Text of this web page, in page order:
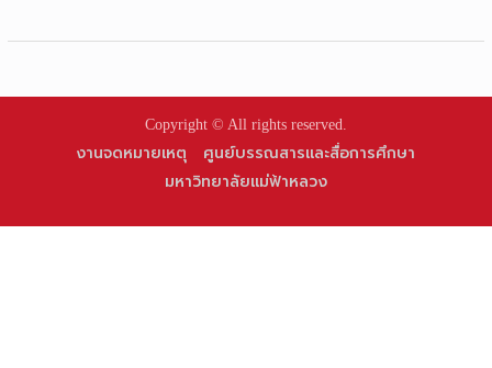
Copyright © All rights reserved.
งานจดหมายเหตุ
ศูนย์บรรณสารและสื่อการศึกษา
มหาวิทยาลัยแม่ฟ้าหลวง